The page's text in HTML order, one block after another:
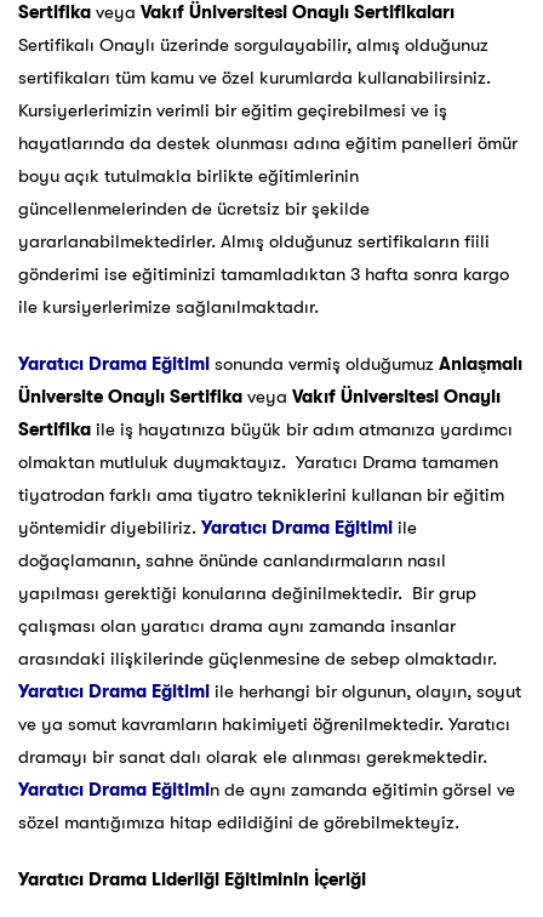
Sertifika veya Vakıf Üniversitesi Onaylı Sertifikaları
Sertifikalı Onaylı üzerinde sorgulayabilir, almış olduğunuz
sertifikaları tüm kamu ve özel kurumlarda kullanabilirsiniz.
Kursiyerlerimizin verimli bir eğitim geçirebilmesi ve iş
hayatlarında da destek olunması adına eğitim panelleri ömür
boyu açık tutulmakla birlikte eğitimlerinin
güncellenmelerinden de ücretsiz bir şekilde
yararlanabilmektedirler. Almış olduğunuz sertifikaların fiili
gönderimi ise eğitiminizi tamamladıktan 3 hafta sonra kargo
ile kursiyerlerimize sağlanılmaktadır.
Yaratıcı Drama Eğitimi sonunda vermiş olduğumuz Anlaşmalı
Üniversite Onaylı Sertifika veya Vakıf Üniversitesi Onaylı
Sertifika ile iş hayatınıza büyük bir adım atmanıza yardımcı
olmaktan mutluluk duymaktayız. Yaratıcı Drama tamamen
tiyatrodan farklı ama tiyatro tekniklerini kullanan bir eğitim
yöntemidir diyebiliriz. Yaratıcı Drama Eğitimi ile
doğaçlamanın, sahne önünde canlandırmaların nasıl
yapılması gerektiği konularına değinilmektedir. Bir grup
çalışması olan yaratıcı drama aynı zamanda insanlar
arasındaki ilişkilerinde güçlenmesine de sebep olmaktadır.
Yaratıcı Drama Eğitimi ile herhangi bir olgunun, olayın, soyut
ve ya somut kavramların hakimiyeti öğrenilmektedir. Yaratıcı
dramayı bir sanat dalı olarak ele alınması gerekmektedir.
Yaratıcı Drama Eğitimin de aynı zamanda eğitimin görsel ve
sözel mantığımıza hitap edildiğini de görebilmekteyiz.
Yaratıcı Drama Liderliği Eğitiminin İçeriği